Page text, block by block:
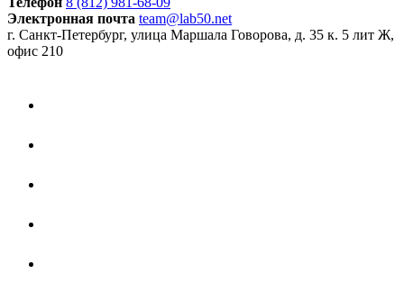
Электронная почта team@lab50.net
г. Санкт-Петербург, улица Маршала Говорова, д. 35 к. 5 лит Ж,
офис 210